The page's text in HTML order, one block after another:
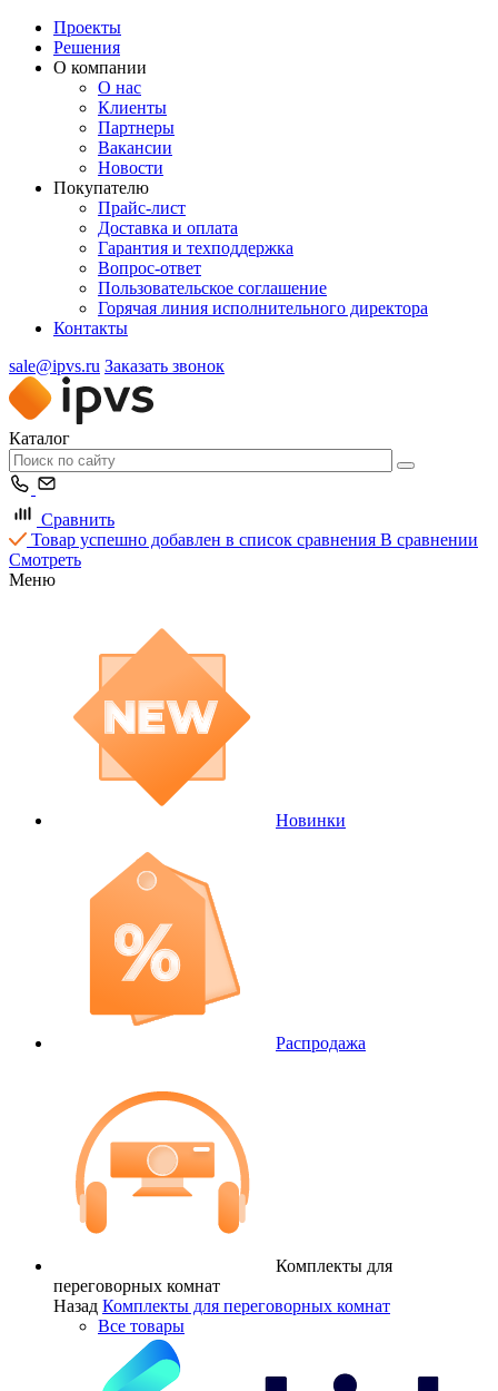
Проекты
Решения
О компании
О нас
Клиенты
Партнеры
Вакансии
Новости
Покупателю
Прайс-лист
Доставка и оплата
Гарантия и техподдержка
Вопрос-ответ
Пользовательское соглашение
Горячая линия исполнительного директора
Контакты
sale@ipvs.ru Заказать звонок
Каталог
Сравнить
Товар успешно добавлен в список сравнения В сравнении
Смотреть
Меню
Новинки
Распродажа
Комплекты для
переговорных комнат
Назад Комплекты для переговорных комнат
Все товары